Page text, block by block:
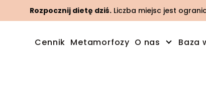
Rozpocznij dietę dziś. Liczba miejsc jest
Cennik Metamorfozy O nas Baza